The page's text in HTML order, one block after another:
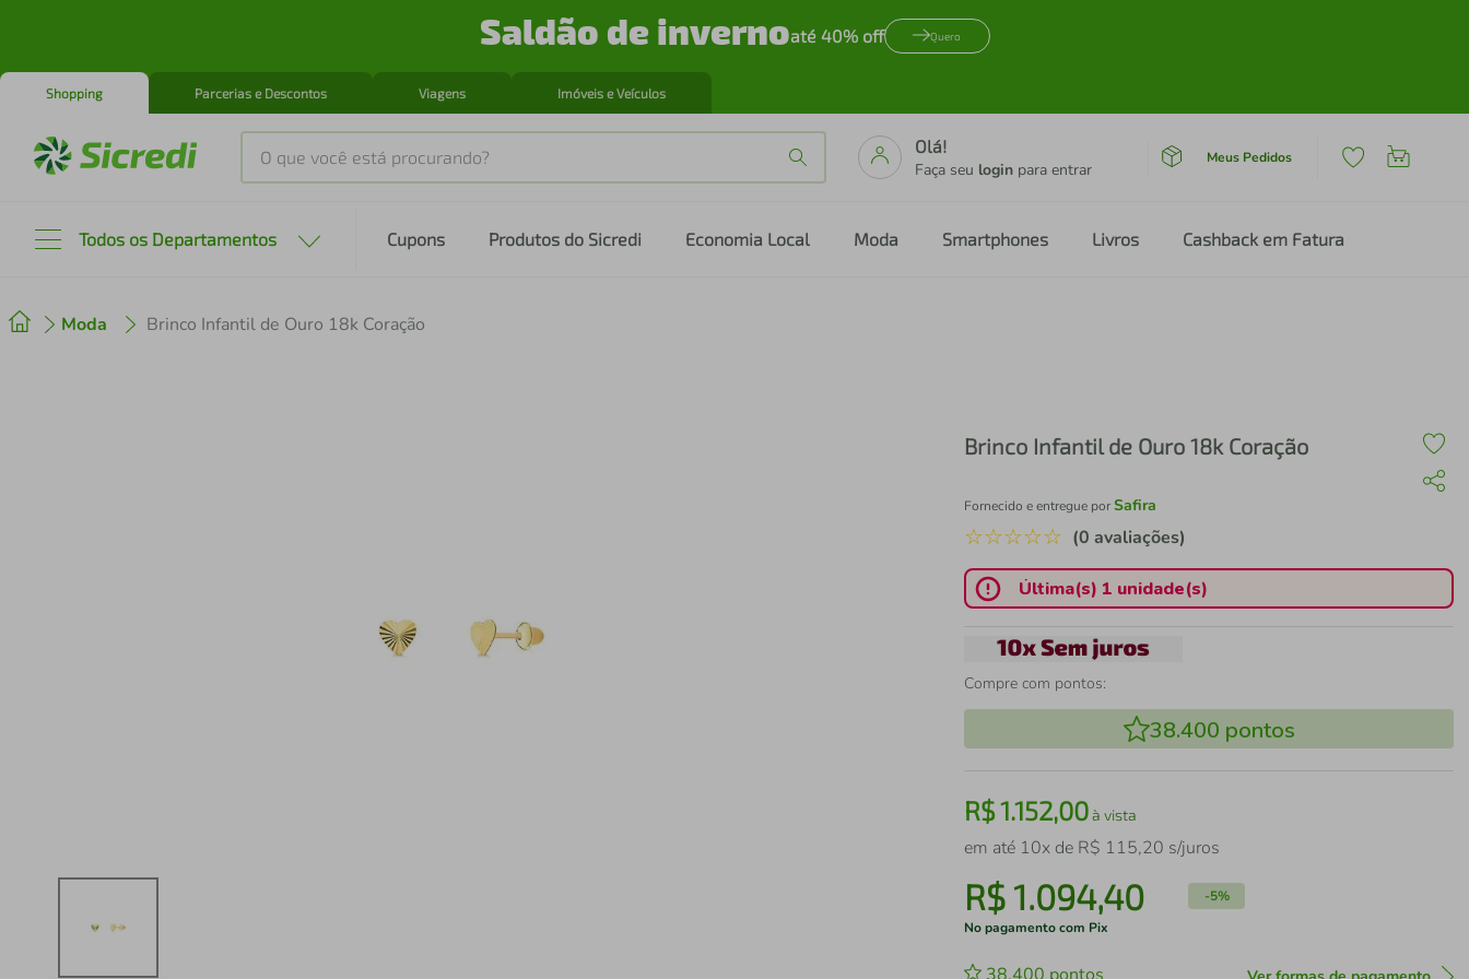
Saldão de invernoaté 40% off Quero
Shopping Parcerias e Descontos Viagens Imóveis e Veículos
O que você está procurando?
Olá!
Faça seu login para entrar
Meus Pedidos
Todos os Departamentos Cupons Produtos do Sicredi Economia Local Moda Smartphones Livros Cashback em Fatura
Moda Brinco Infantil de Ouro 18k Coração
Brinco Infantil de Ouro 18k Coração
Fornecido e entregue porSafira
☆☆☆☆☆ (0 avaliações)
Última(s) 1 unidade(s)
Compre com pontos:
38.400 pontos
R$1.152,00à vista
em até 10x de R$ 115,20 s/juros
R$1.094,40 -5%
No pagamento com Pix
2º cafeteira